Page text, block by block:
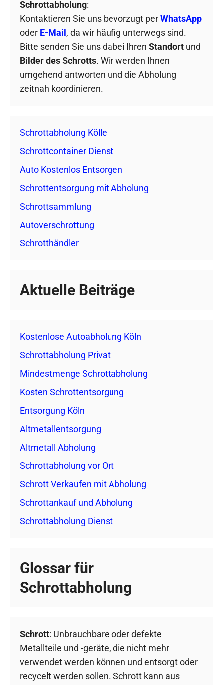
Schrottabholung:
Kontaktieren Sie uns bevorzugt perWhatsApp
oder E-Mail , da wir häufig unterwegs sind.
Bitte senden Sie uns dabei Ihren Standort und
Bilder des Schrotts. Wir werden Ihnen
umgehend antworten und die Abholung
zeitnah koordinieren.
Schrottabholung Kölle
Schrottcontainer Dienst
Auto Kostenlos Entsorgen
Schrottentsorgung mit Abholung
Schrottsammlung
Autoverschrottung
Schrotthändler
Aktuelle Beiträge
Kostenlose Autoabholung Köln
Schrottabholung Privat
Mindestmenge Schrottabholung
Kosten Schrottentsorgung
Entsorgung Köln
Altmetallentsorgung
Altmetall Abholung
Schrottabholung vor Ort
Schrott Verkaufen mit Abholung
Schrottankauf und Abholung
Schrottabholung Dienst
Glossar für
Schrottabholung
Schrott: Unbrauchbare oder defekte
Metallteile und -geräte, die nicht mehr
verwendet werden können und entsorgt oder
recycelt werden sollen. Schrott kann aus